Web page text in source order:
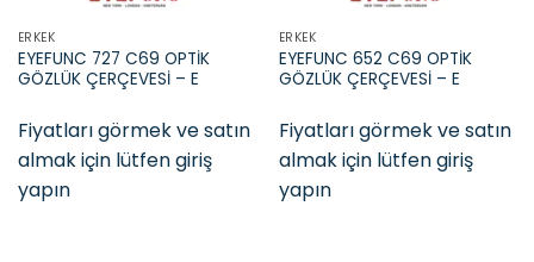
ERKEK
EYEFUNC 727 C69 OPTİK
GÖZLÜK ÇERÇEVESİ – E
Fiyatları görmek ve satın
almak için lütfen giriş
yapın
ERKEK
EYEFUNC 652 C69 OPTİK
GÖZLÜK ÇERÇEVESİ – E
Fiyatları görmek ve satın
almak için lütfen giriş
yapın